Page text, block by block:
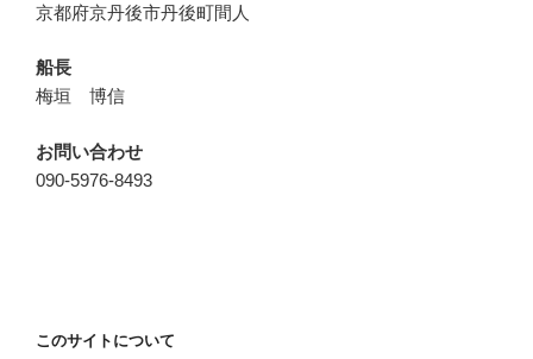
京都府京丹後市丹後町間人
船長
梅垣 博信
お問い合わせ
090-5976-8493
このサイトについて